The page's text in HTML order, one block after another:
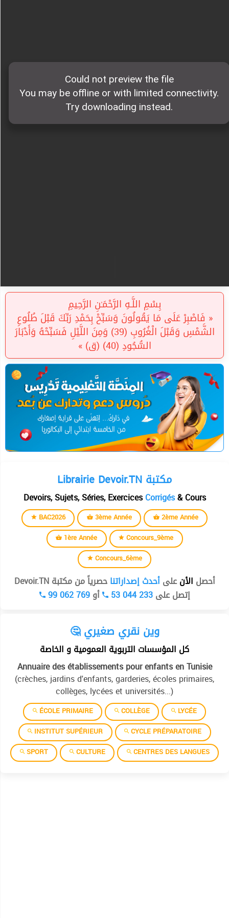
بِسْمِ اللَّـهِ الرَّحْمَـٰنِ الرَّحِيمِ
« فَاصْبِرْ عَلَى مَا يَقُولُونَ وَسَبِّحْ بِحَمْدِ رَبِّكَ قَبْلَ طُلُوعِ
الشَّمْسِ وَقَبْلَ الْغُرُوبِ (39) وَمِنَ اللَّيْلِ فَسَبِّحْهُ وَأَدْبَارَ
السُّجُودِ (40) (ق) »
Librairie Devoir.TN مكتبة
Devoirs, Sujets, Séries, ExercicesCorrigés& Cours
BAC2026 3ème Année
2ème Année
1ère Année
Concours_9ème
Concours_6ème
أحصل الأنعلىأحدث إصداراتناحصرياً من مكتبة Devoir.TN
إتصل على53 044 233 أو99 062 769
🤔 وين نقري صغيري
كل المؤسسات التربوية العمومية و الخاصة
Annuaire des établissements pour enfants en Tunisie
(crèches, jardins d'enfants, garderies, écoles primaires,
collèges, lycées et universités...)
ÉCOLE PRIMAIRE COLLÈGE
LYCÉE
INSTITUT SUPÉRIEUR
CYCLE PRÉPARATOIRE
SPORT
CULTURE CENTRES DES LANGUES